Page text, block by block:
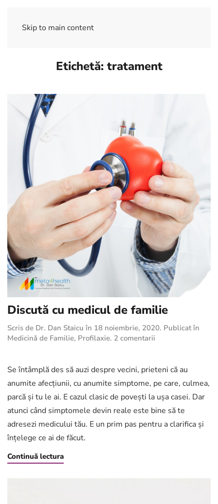
Skip to main content
Etichetă: tratament
Discută cu medicul de familie
Scris de Dr. Dan Staicu în 18 noiembrie, 2020. Publicat în
Medicină de Familie, Profilaxie. 2 comentarii
medicul
familie
Se întâmplă des să auzi despre vecini, prieteni că au
anumite afecțiunii, cu anumite simptome, pe care, culmea,
parcă și tu le ai. E cazul clasic de povești la ușa casei. Dar
atunci când simptomele devin reale este bine să te
adresezi medicului tău. E un prim pas pentru a clarifica și
înțelege ce ai de făcut.
Continuă lectura